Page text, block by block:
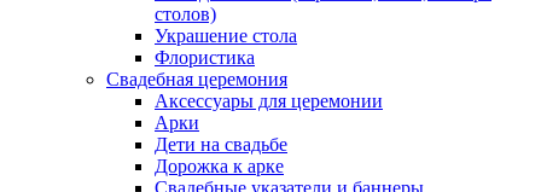
столов)
Украшение стола
Флористика
Свадебная церемония
Аксессуары для церемонии
Арки
Дети на свадьбе
Дорожка к арке
Свадебные указатели и баннеры